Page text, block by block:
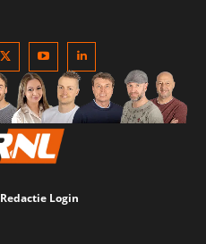
Redactie Login